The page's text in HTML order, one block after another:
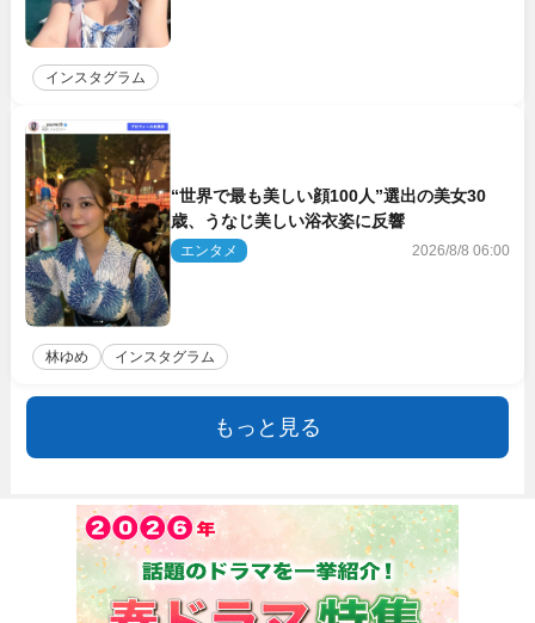
インスタグラム
“世界で最も美しい顔100人”選出の美女30
歳、うなじ美しい浴衣姿に反響
エンタメ 2026/8/8 06:00
林ゆめ インスタグラム
もっと見る